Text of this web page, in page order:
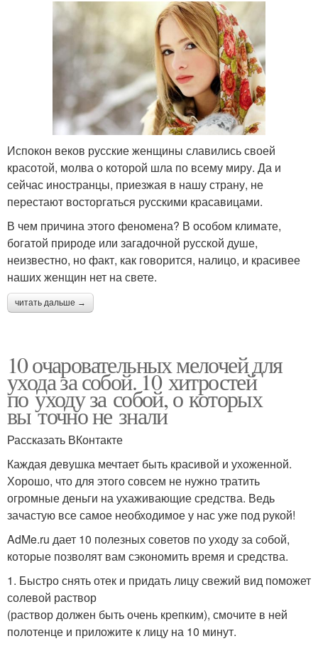
Испокон веков русские женщины славились своей
красотой, молва о которой шла по всему миру. Да и
сейчас иностранцы, приезжая в нашу страну, не
перестают восторгаться русскими красавицами.
В чем причина этого феномена? В особом климате,
богатой природе или загадочной русской душе,
неизвестно, но факт, как говорится, налицо, и красивее
наших женщин нет на свете.
читать дальше →
10 очаровательных мелочей для
ухода за собой. 10 хитростей
по уходу за собой, о которых
вы точно не знали
Рассказать ВКонтакте
Каждая девушка мечтает быть красивой и ухоженной.
Хорошо, что для этого совсем не нужно тратить
огромные деньги на ухаживающие средства. Ведь
зачастую все самое необходимое у нас уже под рукой!
AdMe.ru дает 10 полезных советов по уходу за собой,
которые позволят вам сэкономить время и средства.
1. Быстро снять отек и придать лицу свежий вид поможет
солевой раствор
(раствор должен быть очень крепким), смочите в ней
полотенце и приложите к лицу на 10 минут.